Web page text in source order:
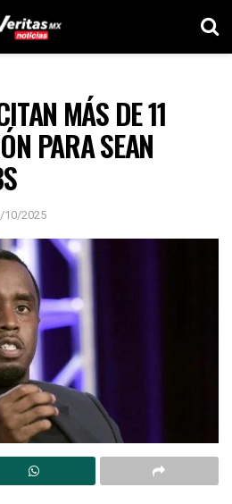
MÁS DE 11
PARA SEAN
10/2025